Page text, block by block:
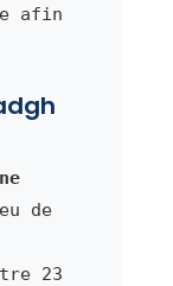
afin
de
23